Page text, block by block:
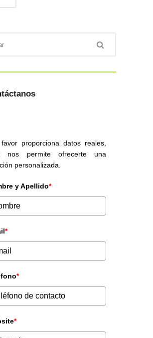
proporciona datos reales,
nos permite ofrecerte una
personalizada.
y Apellido*
*
*
*